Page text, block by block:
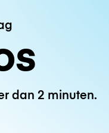
dan 2 minuten.